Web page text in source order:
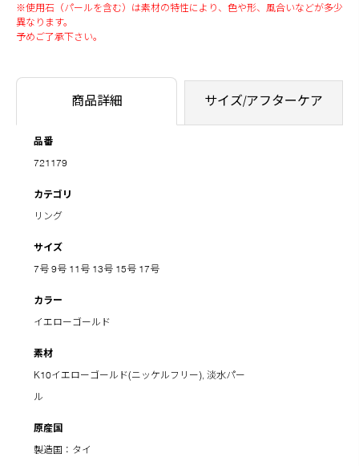
※使用石（パールを含む）は素材の特性により、色や形、風合いなどが多少
異なります。
予めご了承下さい。
商品詳細 サイズ/アフターケア
品番
721179
カテゴリ
リング
サイズ
7号 9号 11号 13号 15号 17号
カラー
イエローゴールド
素材
K10イエローゴールド(ニッケルフリー), 淡水パー
ル
原産国
製造国：タイ